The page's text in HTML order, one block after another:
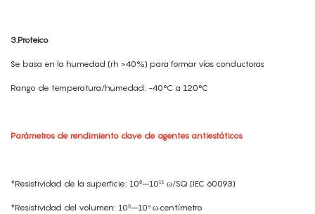
3.Proteico
Se basa en la humedad (rh >40%) para formar vías conductoras
Rango de temperatura/humedad: -40°C a 120°C
Parámetros de rendimiento clave de agentes antiestáticos
*Resistividad de la superficie: 10⁸–10¹¹ ω/SQ (IEC 60093)
*Resistividad del volumen: 10⁶–10⁹ ω·centímetro